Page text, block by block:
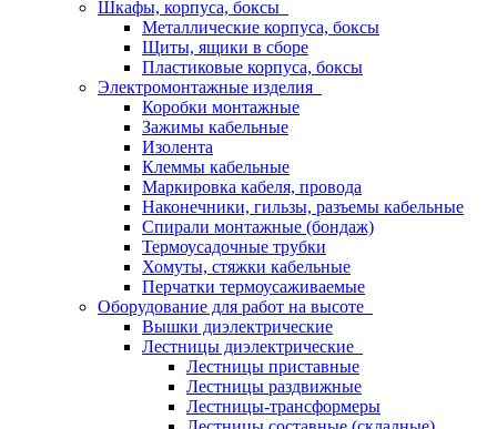
Шкафы, корпуса, боксы
Металлические корпуса, боксы
Щиты, ящики в сборе
Пластиковые корпуса, боксы
Электромонтажные изделия
Коробки монтажные
Зажимы кабельные
Изолента
Клеммы кабельные
Маркировка кабеля, провода
Наконечники, гильзы, разъемы кабельные
Спирали монтажные (бондаж)
Термоусадочные трубки
Хомуты, стяжки кабельные
Перчатки термоусаживаемые
Оборудование для работ на высоте
Вышки диэлектрические
Лестницы диэлектрические
Лестницы приставные
Лестницы раздвижные
Лестницы-трансформеры